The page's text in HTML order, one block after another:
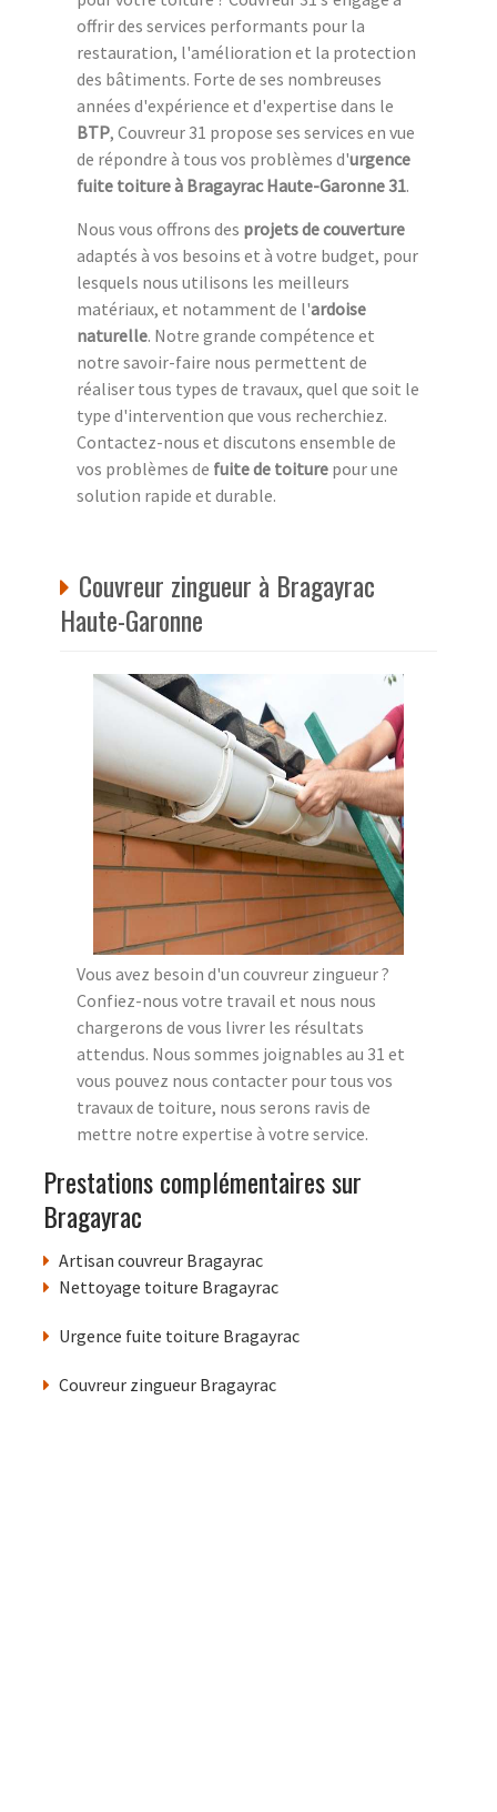
offrir des services performants pour la
restauration, l'amélioration et la protection
des bâtiments. Forte de ses nombreuses
années d'expérience et d'expertise dans le
BTP, Couvreur 31 propose ses services en vue
de répondre à tous vos problèmes d'urgence
fuite toiture à Bragayrac Haute-Garonne 31.
Nous vous offrons des projets de couverture
adaptés à vos besoins et à votre budget, pour
lesquels nous utilisons les meilleurs
matériaux, et notamment de l'ardoise
naturelle. Notre grande compétence et
notre savoir-faire nous permettent de
réaliser tous types de travaux, quel que soit le
type d'intervention que vous recherchiez.
Contactez-nous et discutons ensemble de
vos problèmes de fuite de toiture pour une
solution rapide et durable.
Couvreur zingueur à Bragayrac
Haute-Garonne
Vous avez besoin d'un couvreur zingueur ?
Confiez-nous votre travail et nous nous
chargerons de vous livrer les résultats
attendus. Nous sommes joignables au 31 et
vous pouvez nous contacter pour tous vos
travaux de toiture, nous serons ravis de
mettre notre expertise à votre service.
Prestations complémentaires sur
Bragayrac
Artisan couvreur Bragayrac
Nettoyage toiture Bragayrac
Urgence fuite toiture Bragayrac
Couvreur zingueur Bragayrac